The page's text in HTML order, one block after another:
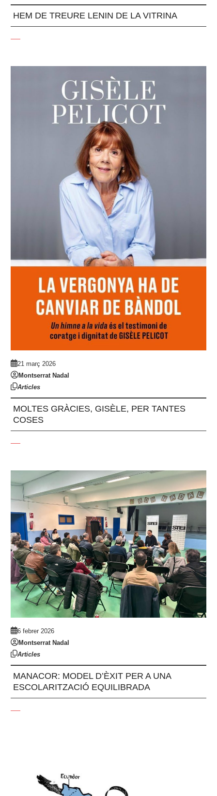
HEM DE TREURE LENIN DE LA VITRINA
21 març 2026
Montserrat Nadal
Articles
MOLTES GRÀCIES, GISÈLE, PER TANTES
COSES
6 febrer 2026
Montserrat Nadal
Articles
MANACOR: MODEL D’ÈXIT PER A UNA
ESCOLARITZACIÓ EQUILIBRADA